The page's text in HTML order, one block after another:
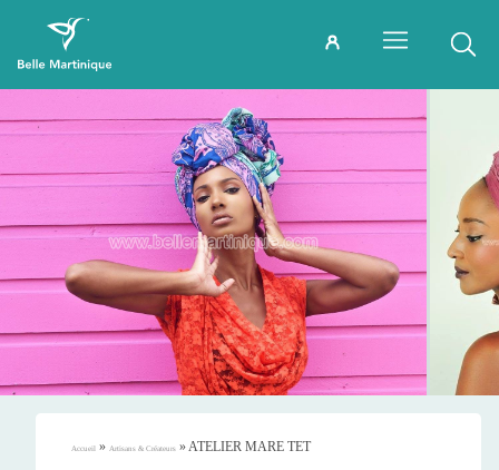
Accueil » Artisans & Créateurs »ATELIER MARE TET